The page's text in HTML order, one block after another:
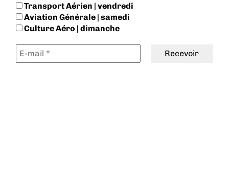
Transport Aérien | vendredi
Aviation Générale | samedi
Culture Aéro | dimanche